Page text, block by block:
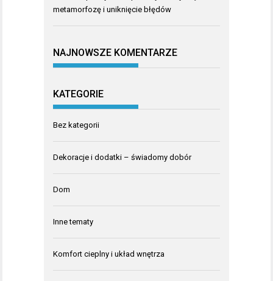
metamorfozę i uniknięcie błędów
NAJNOWSZE KOMENTARZE
KATEGORIE
Bez kategorii
Dekoracje i dodatki – świadomy dobór
Dom
Inne tematy
Komfort cieplny i układ wnętrza